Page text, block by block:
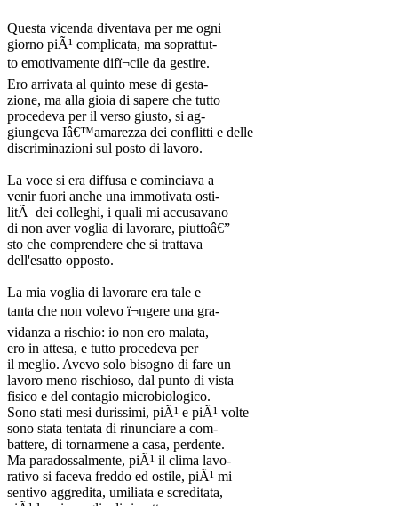
Questa vicenda diventava per me ogni
giorno piÃ¹ complicata, ma soprattut-
to emotivamente difï¬cile da gestire.
Ero arrivata al quinto mese di gesta-
zione, ma alla gioia di sapere che tutto
procedeva per il verso giusto, si ag-
giungeva Iâ€™amarezza dei conflitti e delle
discriminazioni sul posto di lavoro.
La voce si era diffusa e cominciava a
venir fuori anche una immotivata osti-
litÃ dei colleghi, i quali mi accusavano
di non aver voglia di lavorare, piuttoâ€”
sto che comprendere che si trattava
dell'esatto opposto.
La mia voglia di lavorare era tale e
tanta che non volevo ï¬ngere una gra-
vidanza a rischio: io non ero malata,
ero in attesa, e tutto procedeva per
il meglio. Avevo solo bisogno di fare un
lavoro meno rischioso, dal punto di vista
fisico e del contagio microbiologico.
Sono stati mesi durissimi, piÃ¹ e piÃ¹ volte
sono stata tentata di rinunciare a com-
battere, di tornarmene a casa, perdente.
Ma paradossalmente, piÃ¹ il clima lavo-
rativo si faceva freddo ed ostile, piÃ¹ mi
sentivo aggredita, umiliata e screditata,